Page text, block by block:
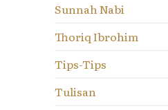
Sunnah Nabi
Thoriq Ibrohim
Tips-Tips
Tulisan